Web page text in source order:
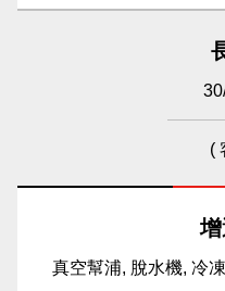
(
真空幫浦, 脫水機, 冷